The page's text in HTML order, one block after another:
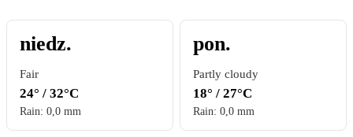
niedz.
Fair
24° / 32°C
Rain: 0,0 mm
pon.
Partly cloudy
18° / 27°C
Rain: 0,0 mm